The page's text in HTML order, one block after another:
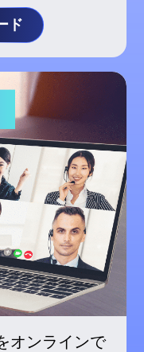
ド
オンラインで